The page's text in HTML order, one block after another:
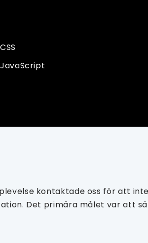
CSS
JavaScript
kontaktade oss för att
Det primära målet var att